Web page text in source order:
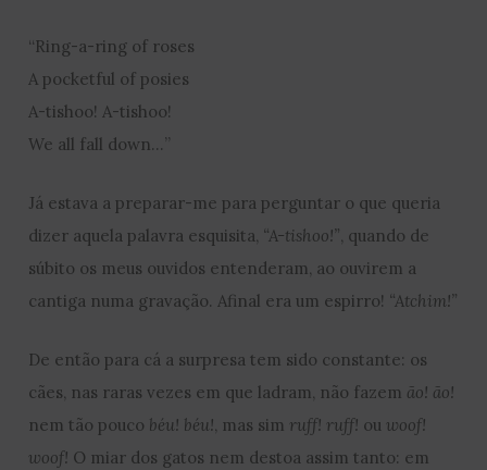
“Ring-a-ring of roses
A pocketful of posies
A-tishoo! A-tishoo!
We all fall down…”
Já estava a preparar-me para perguntar o que queria
dizer aquela palavra esquisita, “A-tishoo!”, quando de
súbito os meus ouvidos entenderam, ao ouvirem a
cantiga numa gravação. Afinal era um espirro! “Atchim!”
De então para cá a surpresa tem sido constante: os
cães, nas raras vezes em que ladram, não fazem ão! ão!
nem tão pouco béu! béu!, mas sim ruff! ruff! ou woof!
woof! O miar dos gatos nem destoa assim tanto: em